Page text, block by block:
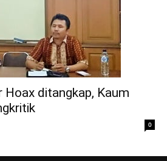
Hoax ditangkap, Kaum
0